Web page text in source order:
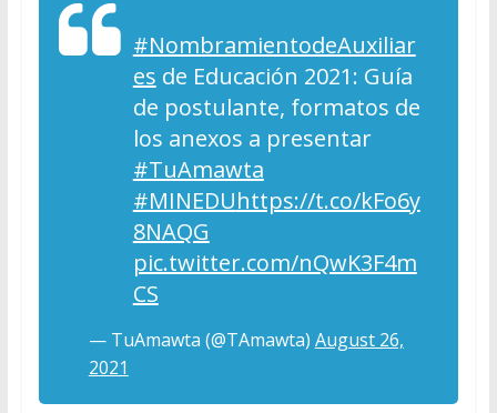
#NombramientodeAuxiliar
es de Educación 2021: Guía
de postulante, formatos de
los anexos a presentar
#TuAmawta
#MINEDUhttps://t.co/kFo6y
8NAQG
pic.twitter.com/nQwK3F4m
CS
— TuAmawta (@TAmawta) August 26,
2021